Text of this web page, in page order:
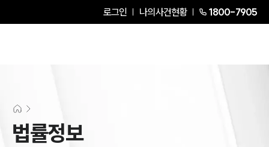
로그인 나의사건현황 1800-7905
법률정보